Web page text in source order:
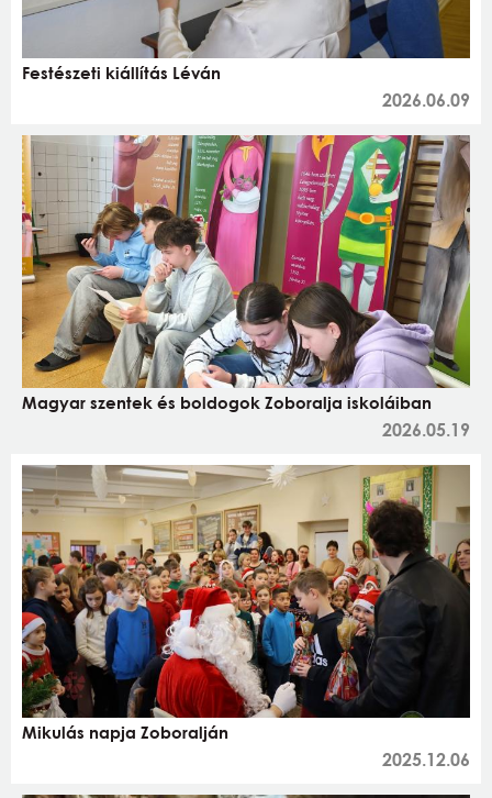
Festészeti kiállítás Léván
2026.06.09
Magyar szentek és boldogok Zoboralja iskoláiban
2026.05.19
Mikulás napja Zoboralján
2025.12.06